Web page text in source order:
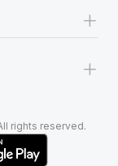
+
+
rights reserved.